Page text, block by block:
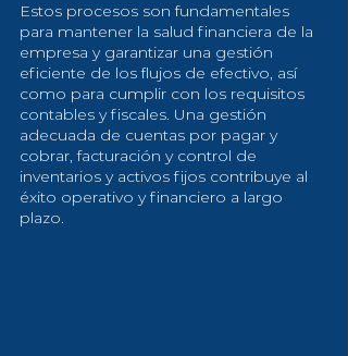
Estos procesos son fundamentales
para mantener la salud financiera de la
empresa y garantizar una gestión
eficiente de los flujos de efectivo, así
como para cumplir con los requisitos
contables y fiscales. Una gestión
adecuada de cuentas por pagar y
cobrar, facturación y control de
inventarios y activos fijos contribuye al
éxito operativo y financiero a largo
plazo.